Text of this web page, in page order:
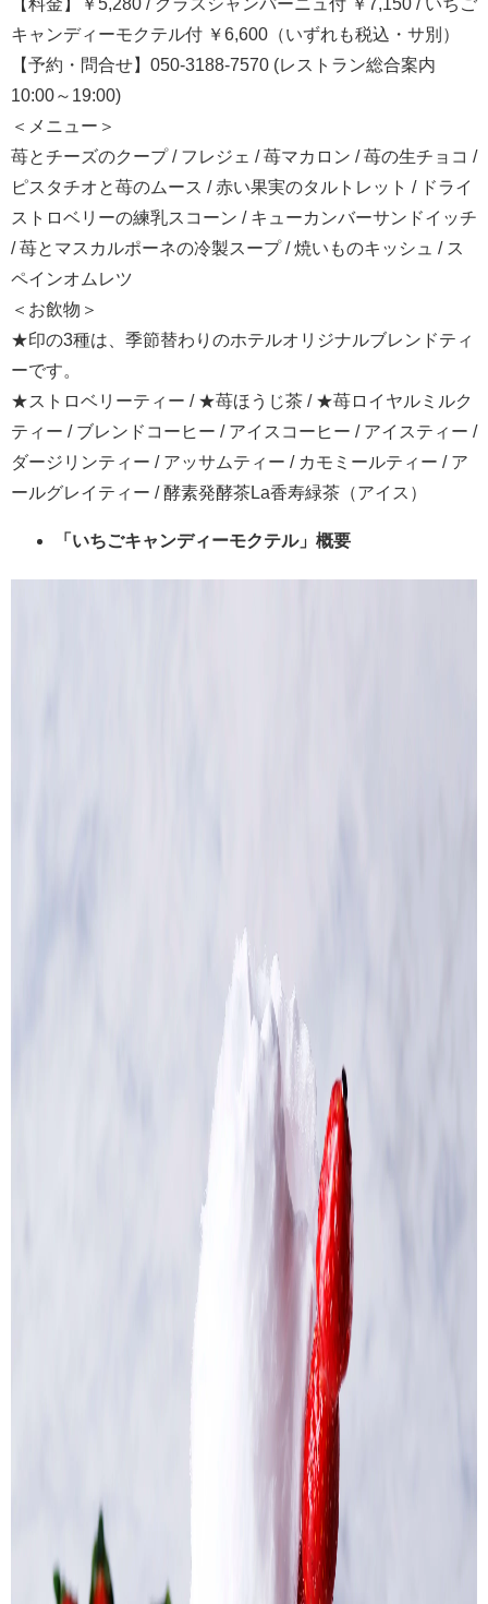
【料金】￥5,280 / グラスシャンパーニュ付 ￥7,150 / いちご
キャンディーモクテル付 ￥6,600（いずれも税込・サ別）
【予約・問合せ】050-3188-7570 (レストラン総合案内
10:00～19:00)
＜メニュー＞
苺とチーズのクープ / フレジェ / 苺マカロン / 苺の生チョコ /
ピスタチオと苺のムース / 赤い果実のタルトレット / ドライ
ストロベリーの練乳スコーン / キューカンバーサンドイッチ
/ 苺とマスカルポーネの冷製スープ / 焼いものキッシュ / ス
ペインオムレツ
＜お飲物＞
★印の3種は、季節替わりのホテルオリジナルブレンドティ
ーです。
★ストロベリーティー / ★苺ほうじ茶 / ★苺ロイヤルミルク
ティー / ブレンドコーヒー / アイスコーヒー / アイスティー /
ダージリンティー / アッサムティー / カモミールティー / ア
ールグレイティー / 酵素発酵茶La香寿緑茶（アイス）
「いちごキャンディーモクテル」概要